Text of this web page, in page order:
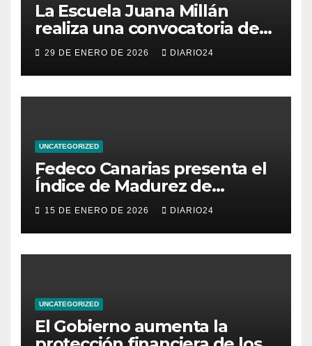
La Escuela Juana Millán
realiza una convocatoria de
becas para mujeres
emprendedoras andaluzas
29 DE ENERO DE 2026 DIARIO24
UNCATEGORIZED
Fedeco Canarias presenta el
Índice de Madurez de
Comercio de Canarias: una
radiografía del estado del
pequeño y mediano
comercio del archipiélago
15 DE ENERO DE 2026 DIARIO24
UNCATEGORIZED
El Gobierno aumenta la